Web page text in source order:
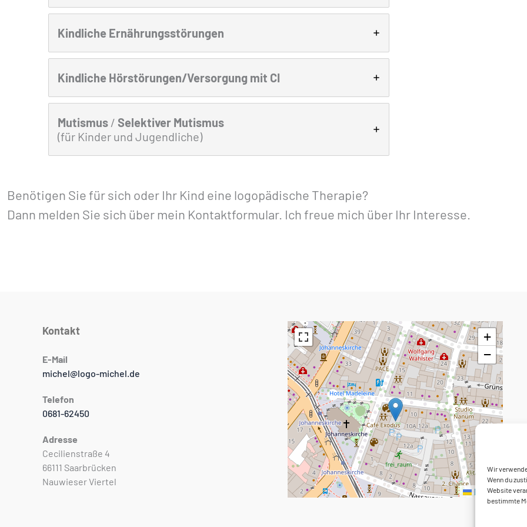
Wir
Wenn du
Website
bestimmte
Kindliche Ernährungsstörungen
Kindliche Hörstörungen/Versorgung mit CI
Mutismus / Selektiver Mutismus
(für Kinder und Jugendliche)
Benötigen Sie für sich oder Ihr Kind eine logopädische Therapie?
Dann melden Sie sich über mein Kontaktformular. Ich freue mich über Ihr Interesse.
Kontakt
E-Mail
michel@logo-michel.de
Telefon
0681-62450
Adresse
Cecilienstraße 4
66111 Saarbrücken
Nauwieser Viertel
+
−
Leaflet